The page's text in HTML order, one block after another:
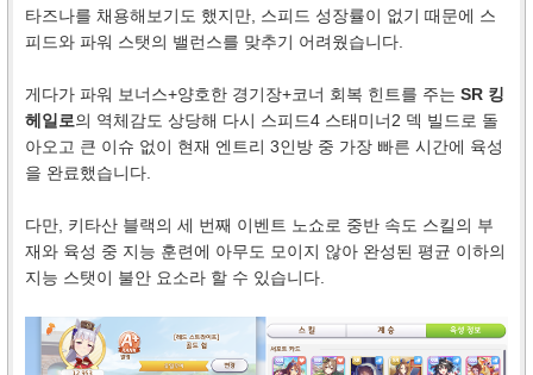
타즈나를 채용해보기도 했지만, 스피드 성장률이 없기 때문에 스
피드와 파워 스탯의 밸런스를 맞추기 어려웠습니다.
게다가 파워 보너스+양호한 경기장+코너 회복 힌트를 주는 SR 킹
헤일로의 역체감도 상당해 다시 스피드4 스태미너2 덱 빌드로 돌
아오고 큰 이슈 없이 현재 엔트리 3인방 중 가장 빠른 시간에 육성
을 완료했습니다.
다만, 키타산 블랙의 세 번째 이벤트 노쇼로 중반 속도 스킬의 부
재와 육성 중 지능 훈련에 아무도 모이지 않아 완성된 평균 이하의
지능 스탯이 불안 요소라 할 수 있습니다.